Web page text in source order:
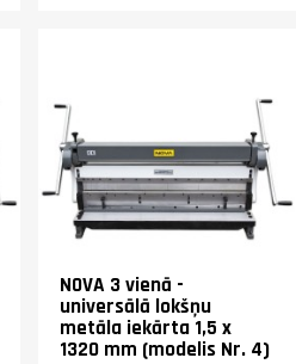
26, 38, 50, 63, 101, 177, 253,
228, 381
Svars (kg)
349
Garantija
1 gadā
NOVA 3 vienā -
universālā lokšņu
metāla iekārta 1,5 x
1320 mm (modelis Nr. 4)